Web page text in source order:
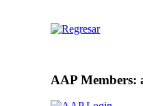
AAP Members: